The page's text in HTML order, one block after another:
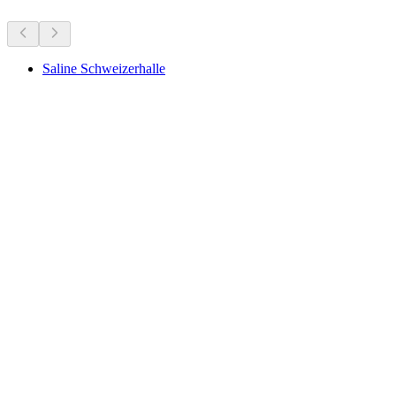
Saline Schweizerhalle